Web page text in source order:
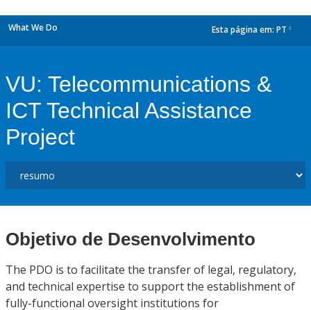
What We Do Esta página em: PT
VU: Telecommunications &
ICT Technical Assistance
Project
Objetivo de Desenvolvimento
The PDO is to facilitate the transfer of legal, regulatory,
and technical expertise to support the establishment of
fully-functional oversight institutions for